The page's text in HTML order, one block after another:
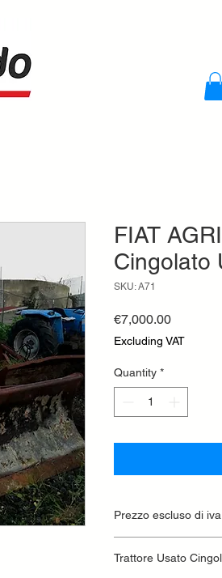
FIAT
Cingolato
SKU: A71
€7,000.00Price
Excluding VAT
Quantity *
Prezzo escluso di iva.
Trattore Usato